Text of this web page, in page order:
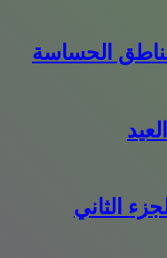
الحساسة
الثاني